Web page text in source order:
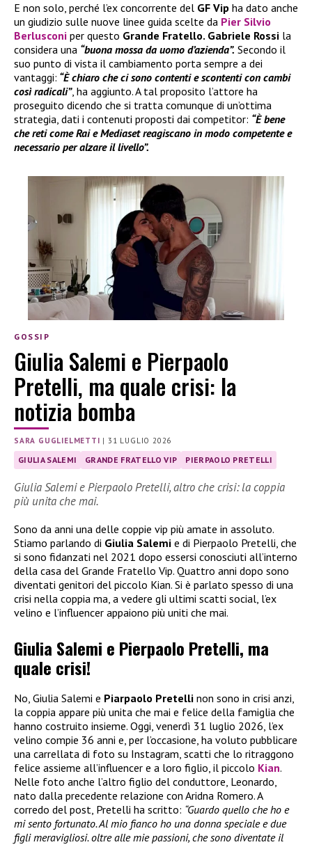
E non solo, perché l’ex concorrente del GF Vip ha dato anche
un giudizio sulle nuove linee guida scelte da Pier Silvio
Berlusconi per questo Grande Fratello. Gabriele Rossi la
considera una “buona mossa da uomo d’azienda”. Secondo il
suo punto di vista il cambiamento porta sempre a dei
vantaggi: “È chiaro che ci sono contenti e scontenti con cambi
così radicali”, ha aggiunto. A tal proposito l’attore ha
proseguito dicendo che si tratta comunque di un’ottima
strategia, dati i contenuti proposti dai competitor: “È bene
che reti come Rai e Mediaset reagiscano in modo competente e
necessario per alzare il livello”.
GOSSIP
Giulia Salemi e Pierpaolo
Pretelli, ma quale crisi: la
notizia bomba
SARA GUGLIELMETTI |31 LUGLIO 2026
GIULIA SALEMI GRANDE FRATELLO VIP PIERPAOLO PRETELLI
Giulia Salemi e Pierpaolo Pretelli, altro che crisi: la coppia
più unita che mai.
Sono da anni una delle coppie vip più amate in assoluto.
Stiamo parlando di Giulia Salemi e di Pierpaolo Pretelli, che
si sono fidanzati nel 2021 dopo essersi conosciuti all’interno
della casa del Grande Fratello Vip. Quattro anni dopo sono
diventati genitori del piccolo Kian. Si è parlato spesso di una
crisi nella coppia ma, a vedere gli ultimi scatti social, l’ex
velino e l’influencer appaiono più uniti che mai.
Giulia Salemi e Pierpaolo Pretelli, ma
quale crisi!
No, Giulia Salemi e Piarpaolo Pretelli non sono in crisi anzi,
la coppia appare più unita che mai e felice della famiglia che
hanno costruito insieme. Oggi, venerdì 31 luglio 2026, l’ex
velino compie 36 anni e, per l’occasione, ha voluto pubblicare
una carrellata di foto su Instagram, scatti che lo ritraggono
felice assieme all’influencer e a loro figlio, il piccolo Kian.
Nelle foto anche l’altro figlio del conduttore, Leonardo,
nato dalla precedente relazione con Aridna Romero. A
corredo del post, Pretelli ha scritto: “Guardo quello che ho e
mi sento fortunato. Al mio fianco ho una donna speciale e due
figli meravigliosi. oltre alle mie passioni, che sono diventate il